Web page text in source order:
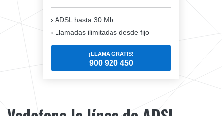
ADSL hasta 30 Mb
Llamadas ilimitadas desde fijo
¡LLAMA GRATIS!
900 920 450